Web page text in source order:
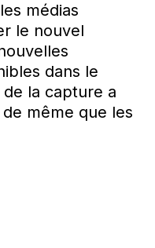
médias
le nouvel
dans le
de la capture a
même que les